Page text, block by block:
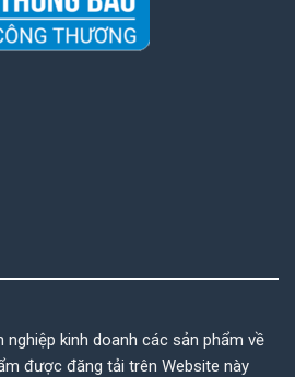
nghiệp kinh doanh các sản phẩm về
được đăng tải trên Website này